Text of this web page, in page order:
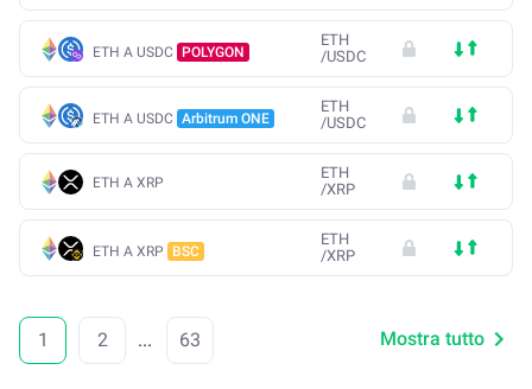
ETH A USDC POLYGON
ETH
/USDC
ETH A USDC Arbitrum ONE
ETH
/USDC
ETH A XRP
ETH
/XRP
ETH A XRP BSC
ETH
/XRP
1 2 ... 63 Mostra tutto